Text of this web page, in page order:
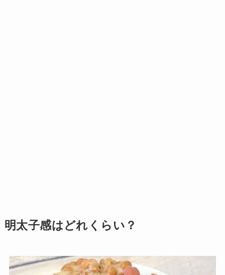
明太子感はどれくらい？